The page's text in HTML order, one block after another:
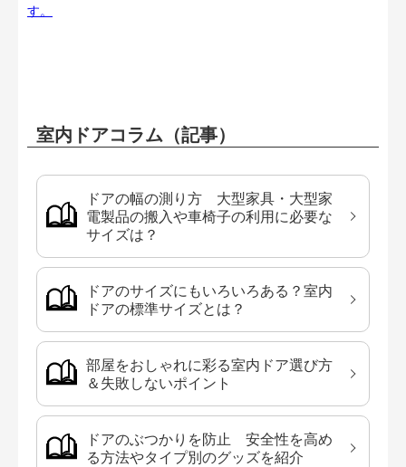
す。
室内ドアコラム（記事）
ドアの幅の測り方 大型家具・大型家
電製品の搬入や車椅子の利用に必要な
サイズは？
ドアのサイズにもいろいろある？室内
ドアの標準サイズとは？
部屋をおしゃれに彩る室内ドア選び方
＆失敗しないポイント
ドアのぶつかりを防止 安全性を高め
る方法やタイプ別のグッズを紹介